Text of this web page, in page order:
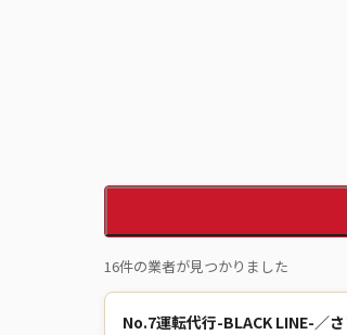
16件の業者が見つかりました
No.7運転代行-BLACK LINE-／